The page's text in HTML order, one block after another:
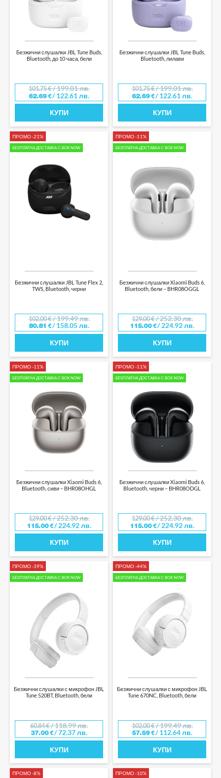
Безжични слушалки JBL Tune Buds,
Bluetooth, до 10 часа, бели
101.75€/ 199.01 лв.
62.69€/ 122.61 лв.
КУПИ
Безжични слушалки JBL Tune Buds,
Bluetooth, лилави
101.75€/ 199.01 лв.
62.69€/ 122.61 лв.
КУПИ
ПРОМО -21%
БЕЗПЛАТНА ДОСТАВКА С BOX NOW
Безжични слушалки JBL Tune Flex 2,
TWS, Bluetooth, черни
102.00€/ 199.49 лв.
80.81 €/ 158.05 лв.
КУПИ
ПРОМО -11%
БЕЗПЛАТНА ДОСТАВКА С BOX NOW
Безжични слушалки Xiaomi Buds 6,
Bluetooth, бели – BHR08OGGL
129.00€/ 252.30 лв.
115.00€/ 224.92 лв.
КУПИ
ПРОМО -11%
БЕЗПЛАТНА ДОСТАВКА С BOX NOW
Безжични слушалки Xiaomi Buds 6,
Bluetooth, сиви – BHR08OHGL
129.00€/ 252.30 лв.
115.00€/ 224.92 лв.
КУПИ
ПРОМО -11%
БЕЗПЛАТНА ДОСТАВКА С BOX NOW
Безжични слушалки Xiaomi Buds 6,
Bluetooth, черни – BHR08ODGL
129.00€/ 252.30 лв.
115.00€/ 224.92 лв.
КУПИ
ПРОМО -39%
БЕЗПЛАТНА ДОСТАВКА С BOX NOW
Безжични слушалки с микрофон JBL
Tune 520BT, Bluetooth, бели
60.84€/ 118.99 лв.
37.00€/ 72.37 лв.
КУПИ
ПРОМО -44%
БЕЗПЛАТНА ДОСТАВКА С BOX NOW
Безжични слушалки с микрофон JBL
Tune 670NC, Bluetooth, бели
102.00€/ 199.49 лв.
57.59€/ 112.64 лв.
КУПИ
ПРОМО -8% ПРОМО -10%